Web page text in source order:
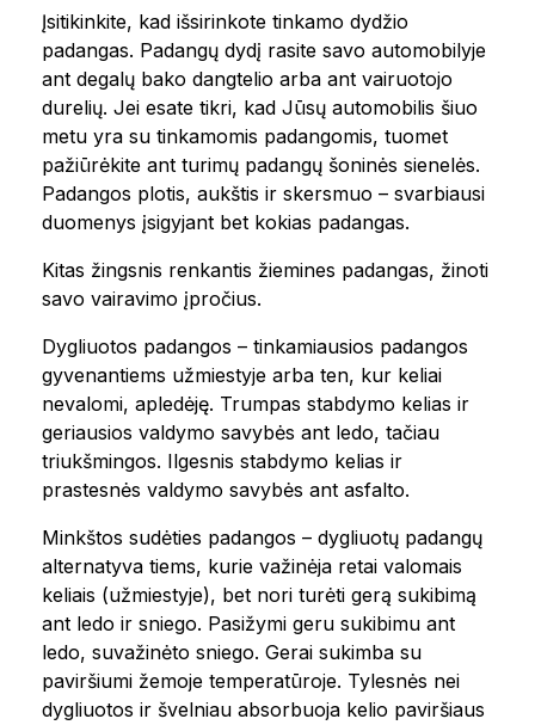
Įsitikinkite, kad išsirinkote tinkamo dydžio
padangas. Padangų dydį rasite savo automobilyje
ant degalų bako dangtelio arba ant vairuotojo
durelių. Jei esate tikri, kad Jūsų automobilis šiuo
metu yra su tinkamomis padangomis, tuomet
pažiūrėkite ant turimų padangų šoninės sienelės.
Padangos plotis, aukštis ir skersmuo – svarbiausi
duomenys įsigyjant bet kokias padangas.
Kitas žingsnis renkantis žiemines padangas, žinoti
savo vairavimo įpročius.
Dygliuotos padangos – tinkamiausios padangos
gyvenantiems užmiestyje arba ten, kur keliai
nevalomi, apledėję. Trumpas stabdymo kelias ir
geriausios valdymo savybės ant ledo, tačiau
triukšmingos. Ilgesnis stabdymo kelias ir
prastesnės valdymo savybės ant asfalto.
Minkštos sudėties padangos – dygliuotų padangų
alternatyva tiems, kurie važinėja retai valomais
keliais (užmiestyje), bet nori turėti gerą sukibimą
ant ledo ir sniego. Pasižymi geru sukibimu ant
ledo, suvažinėto sniego. Gerai sukimba su
paviršiumi žemoje temperatūroje. Tylesnės nei
dygliuotos ir švelniau absorbuoja kelio paviršiaus